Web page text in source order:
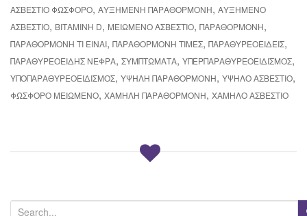
ΑΣΒΈΣΤΙΟ ΦΏΣΦΟΡΟ, ΑΥΞΗΜΈΝΗ ΠΑΡΑΘΟΡΜΌΝΗ, ΑΥΞΗΜΈΝΟ
ΑΣΒΈΣΤΙΟ, ΒΙΤΑΜΊΝΗ D, ΜΕΙΩΜΈΝΟ ΑΣΒΈΣΤΙΟ, ΠΑΡΑΘΟΡΜΌΝΗ,
ΠΑΡΑΘΟΡΜΌΝΗ ΤΙ ΕΊΝΑΙ, ΠΑΡΑΘΟΡΜΌΝΗ ΤΙΜΈΣ, ΠΑΡΑΘΥΡΕΟΕΙΔΕΊΣ,
ΠΑΡΑΘΥΡΕΟΕΙΔΉΣ ΝΕΦΡΆ, ΣΥΜΠΤΏΜΑΤΑ, ΥΠΕΡΠΑΡΑΘΥΡΕΟΕΙΔΙΣΜΌΣ,
ΥΠΟΠΑΡΑΘΥΡΕΟΕΙΔΙΣΜΌΣ, ΥΨΗΛΉ ΠΑΡΑΘΟΡΜΌΝΗ, ΥΨΗΛΌ ΑΣΒΈΣΤΙΟ,
ΦΏΣΦΟΡΟ ΜΕΙΩΜΈΝΟ, ΧΑΜΗΛΉ ΠΑΡΑΘΟΡΜΌΝΗ, ΧΑΜΗΛΌ ΑΣΒΈΣΤΙΟ